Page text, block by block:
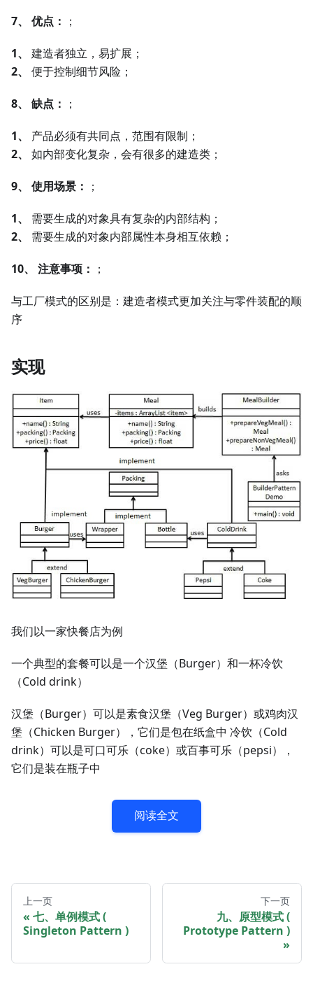
7、 优点： ；
1、
建造者独立，易扩展；
2、
便于控制细节风险；
8、 缺点： ；
1、
产品必须有共同点，范围有限制；
2、
如内部变化复杂，会有很多的建造类；
9、 使用场景： ；
1、
需要生成的对象具有复杂的内部结构；
2、
需要生成的对象内部属性本身相互依赖；
10、 注意事项： ；
与工厂模式的区别是：建造者模式更加关注与零件装配的顺
序
实现
我们以一家快餐店为例
一个典型的套餐可以是一个汉堡（Burger）和一杯冷饮
（Cold drink）
汉堡（Burger）可以是素食汉堡（Veg Burger）或鸡肉汉
堡（Chicken Burger），它们是包在纸盒中 冷饮（Cold
drink）可以是可口可乐（coke）或百事可乐（pepsi），
它们是装在瓶子中
阅读全文
上一页
七、单例模式 (
Singleton Pattern )
下一页
九、原型模式 (
Prototype Pattern )